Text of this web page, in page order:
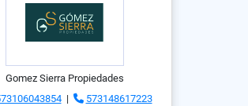
Gomez Sierra Propiedades
|
573148617223